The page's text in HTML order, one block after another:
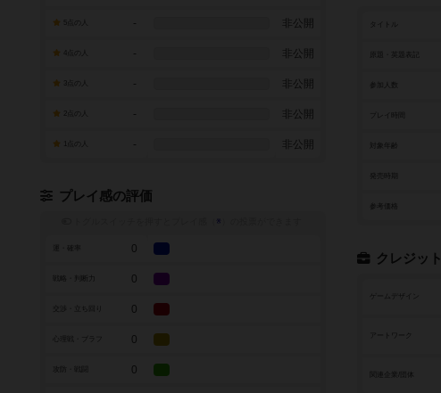
タイトル
参加人数
参考価格
クレジット
ゲームデザイン
アートワーク
- 非公開
- 非公開
- 非公開
- 非公開
- 非公開
プレイ感の評価
※
0
戦略・判断力 0
0
0
0